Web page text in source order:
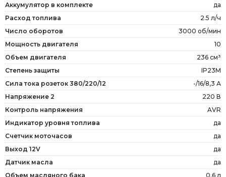
Аккумулятор в комплекте
да
Расход топлива
2.5 л/ч
Число оборотов
3000 об/мин
Мощность двигателя
10
Объем двигателя
236 см³
Степень защиты
IP23М
Сила тока розеток 380/220/12
-/16/8,3 А
Напряжение 2
220 В
Контроль напряжения
AVR
Индикатор уровня топлива
да
Счетчик моточасов
да
Выход 12V
да
Датчик масла
да
Объем масляного бака
0.6 л